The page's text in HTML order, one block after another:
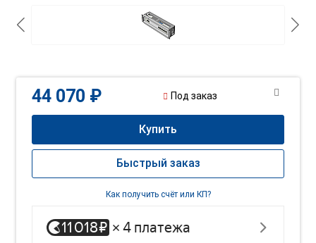
44 070 ₽ Под заказ
Купить
Быстрый заказ
Как получить счёт или КП?